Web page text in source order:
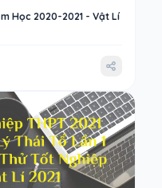
Học 2020-2021 - Vật Lí